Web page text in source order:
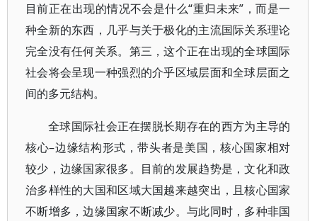
目前正在出现的情况不会是什么“重归未来”，而是一
种全新的东西，几乎与关于极化的主流国际关系理论
完全没有任何关系。第三，这个正在出现的全球国际
社会将会呈现一种强烈的介乎区域层面和全球层面之
间的多元结构。
全球国际社会正在摆脱长期存在的西方为主导的
核心–边缘结构形式，带头者是美国，核心国家相对
较少，边缘国家很多。目前的发展趋势是，文化和政
治多样性的大国和区域大国越来越突出，且核心国家
不断增多，边缘国家不断减少。与此同时，多种非国